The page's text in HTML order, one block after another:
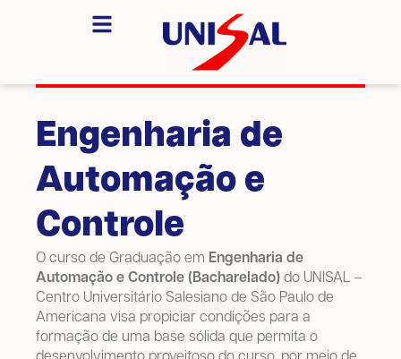
Engenharia de
Automação e
Controle
O curso de Graduação em Engenharia de
Automação e Controle (Bacharelado) do UNISAL –
Centro Universitário Salesiano de São Paulo de
Americana visa propiciar condições para a
formação de uma base sólida que permita o